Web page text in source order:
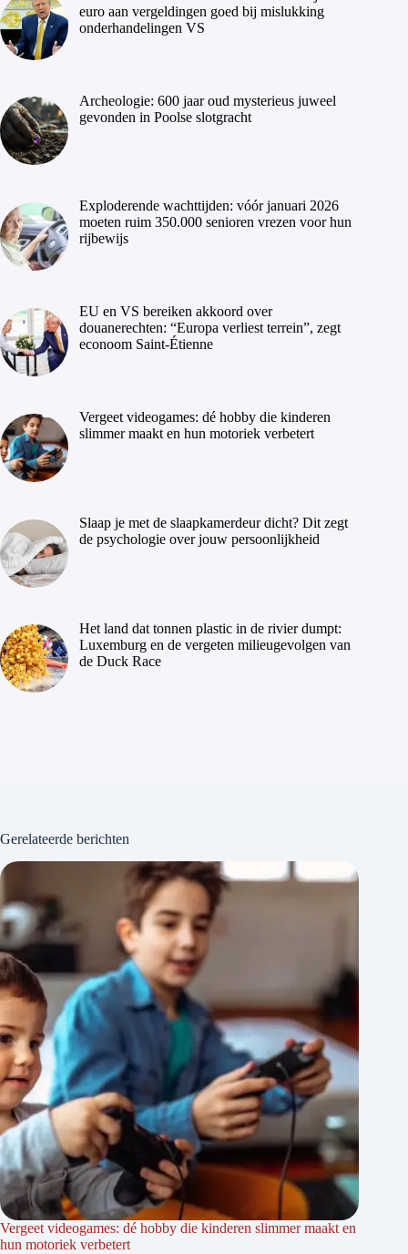
euro aan vergeldingen goed bij mislukking
onderhandelingen VS
Archeologie: 600 jaar oud mysterieus juweel
gevonden in Poolse slotgracht
Exploderende wachttijden: vóór januari 2026
moeten ruim 350.000 senioren vrezen voor hun
rijbewijs
EU en VS bereiken akkoord over
douanerechten: “Europa verliest terrein”, zegt
econoom Saint-Étienne
Vergeet videogames: dé hobby die kinderen
slimmer maakt en hun motoriek verbetert
Slaap je met de slaapkamerdeur dicht? Dit zegt
de psychologie over jouw persoonlijkheid
Het land dat tonnen plastic in de rivier dumpt:
Luxemburg en de vergeten milieugevolgen van
de Duck Race
Gerelateerde berichten
Vergeet videogames: dé hobby die kinderen slimmer maakt en
hun motoriek verbetert